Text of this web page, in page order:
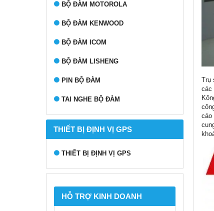
BỘ ĐÀM MOTOROLA
BỘ ĐÀM KENWOOD
BỘ ĐÀM ICOM
BỘ ĐÀM LISHENG
PIN BỘ ĐÀM
TAI NGHE BỘ ĐÀM
THIẾT BỊ ĐỊNH VỊ GPS
THIẾT BỊ ĐỊNH VỊ GPS
HỖ TRỢ KINH DOANH
Trụ
các
cáo